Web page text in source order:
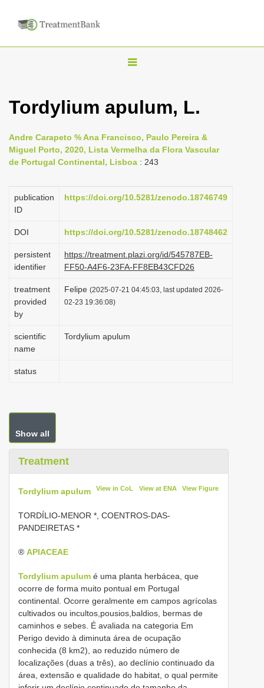
T
g
n
v
g
t
o
Tordylium apulum, L.
Andre Carapeto % Ana Francisco, Paulo Pereira &
Miguel Porto, 2020, Lista Vermelha da Flora Vascular
de Portugal Continental, Lisboa : 243
publication
ID
https://doi.org/10.5281/zenodo.18746749
DOI https://doi.org/10.5281/zenodo.18748462
persistent
identifier
https://treatment.plazi.org/id/545787EB-
FF50-A4F6-23FA-FF8EB43CFD26
treatment
provided
by
Felipe (2025-07-21 04:45:03, last updated 2026-
02-23 19:36:08)
scientific
name
Tordylium apulum
status
Show all
Treatment
Tordylium apulum View in CoL View at ENA View Figure
TORDÍLIO-MENOR *, COENTROS-DAS-
PANDEIRETAS *
® APIACEAE
Tordylium apulum é uma planta herbácea, que
ocorre de forma muito pontual em Portugal
continental. Ocorre geralmente em campos agrícolas
cultivados ou incultos,pousios,baldios, bermas de
caminhos e sebes. É avaliada na categoria Em
Perigo devido à diminuta área de ocupação
conhecida (8 km2), ao reduzido número de
localizações (duas a três), ao declínio continuado da
área, extensão e qualidade do habitat, o qual permite